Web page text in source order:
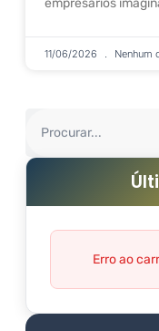
11/06/2026 Nenhum
Erro ao